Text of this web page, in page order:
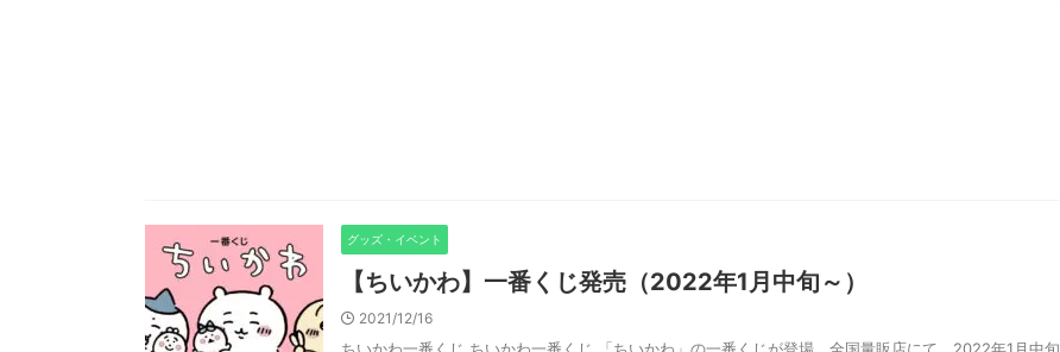
グッズ・イベント
【ちいかわ】一番くじ発売（2022年1月中旬～）
2021/12/16